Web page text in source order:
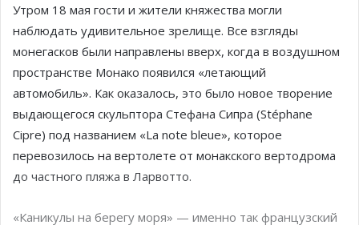
Утром 18 мая гости и жители княжества могли
наблюдать удивительное зрелище. Все взгляды
монегасков были направлены вверх, когда в воздушном
пространстве Монако появился «летающий
автомобиль». Как оказалось, это было новое творение
выдающегося скульптора Стефана Сипра (Stéphane
Cipre) под названием «La note bleue», которое
перевозилось на вертолете от монакского вертодрома
до частного пляжа в Ларвотто.
«Каникулы на берегу моря» — именно так французский